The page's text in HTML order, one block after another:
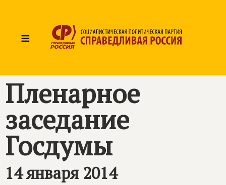
≡
Пленарное
заседание
Госдумы
14 января 2014